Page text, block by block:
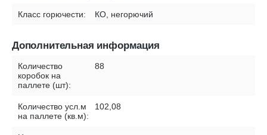
Класс горючести: КО, негорючий
Дополнительная информация
Количество
коробок на
паллете (шт):
88
Количество усл.м
на паллете (кв.м):
102,08